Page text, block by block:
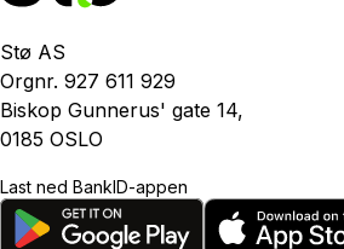
Stø AS
Orgnr. 927 611 929
Biskop Gunnerus' gate 14,
0185 OSLO
Last ned BankID-appen